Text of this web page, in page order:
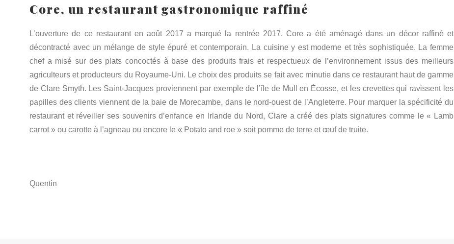
Core, un restaurant gastronomique raffiné
L’ouverture de ce restaurant en août 2017 a marqué la rentrée 2017. Core a été aménagé dans un décor raffiné et
décontracté avec un mélange de style épuré et contemporain. La cuisine y est moderne et très sophistiquée. La femme
chef a misé sur des plats concoctés à base des produits frais et respectueux de l’environnement issus des meilleurs
agriculteurs et producteurs du Royaume-Uni. Le choix des produits se fait avec minutie dans ce restaurant haut de gamme
de Clare Smyth. Les Saint-Jacques proviennent par exemple de l’île de Mull en Écosse, et les crevettes qui ravissent les
papilles des clients viennent de la baie de Morecambe, dans le nord-ouest de l’Angleterre. Pour marquer la spécificité du
restaurant et réveiller ses souvenirs d’enfance en Irlande du Nord, Clare a créé des plats signatures comme le « Lamb
carrot » ou carotte à l’agneau ou encore le « Potato and roe » soit pomme de terre et œuf de truite.
Quentin